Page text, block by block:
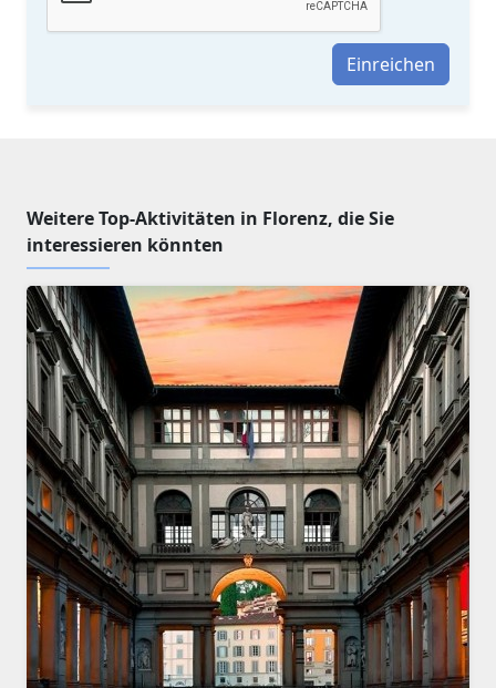
Einreichen
Weitere Top-Aktivitäten in Florenz, die Sie
interessieren könnten